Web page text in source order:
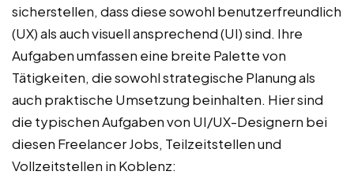
sicherstellen, dass diese sowohl benutzerfreundlich
(UX) als auch visuell ansprechend (UI) sind. Ihre
Aufgaben umfassen eine breite Palette von
Tätigkeiten, die sowohl strategische Planung als
auch praktische Umsetzung beinhalten. Hier sind
die typischen Aufgaben von UI/UX-Designern bei
diesen Freelancer Jobs, Teilzeitstellen und
Vollzeitstellen in Koblenz: